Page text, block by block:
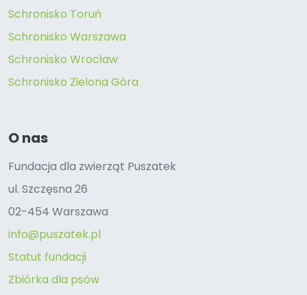
Schronisko Toruń
Schronisko Warszawa
Schronisko Wrocław
Schronisko Zielona Góra
O nas
Fundacja dla zwierząt Puszatek
ul. Szczęsna 26
02-454 Warszawa
info@puszatek.pl
Statut fundacji
Zbiórka dla psów